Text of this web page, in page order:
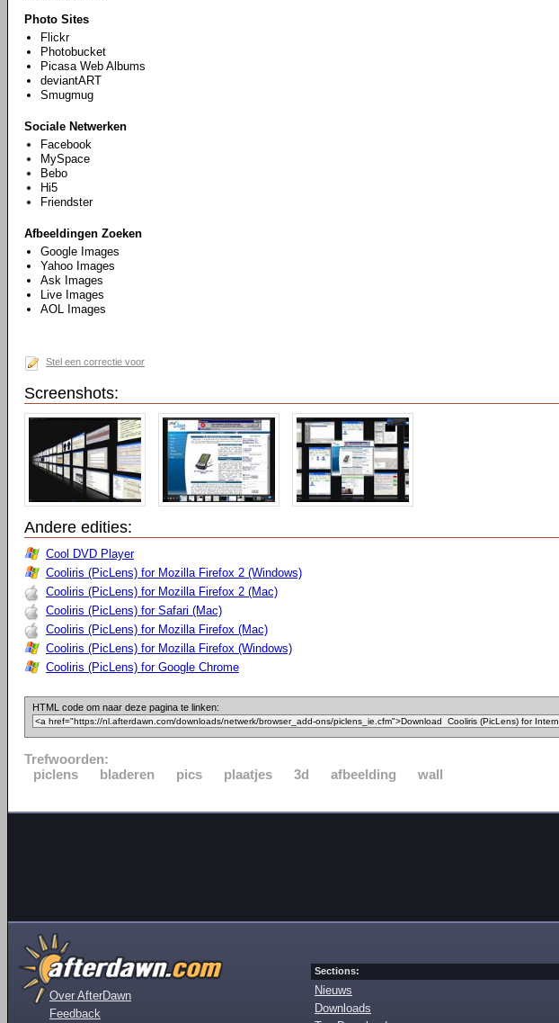
Photo Sites
Flickr
Photobucket
Picasa Web Albums
deviantART
Smugmug
Sociale Netwerken
Facebook
MySpace
Bebo
Hi5
Friendster
Afbeeldingen Zoeken
Google Images
Yahoo Images
Ask Images
Live Images
AOL Images
Stel een correctie voor
Screenshots:
Andere edities:
Cool DVD Player
Cooliris (PicLens) for Mozilla Firefox 2 (Windows)
Cooliris (PicLens) for Mozilla Firefox 2 (Mac)
Cooliris (PicLens) for Safari (Mac)
Cooliris (PicLens) for Mozilla Firefox (Mac)
Cooliris (PicLens) for Mozilla Firefox (Windows)
Cooliris (PicLens) for Google Chrome
HTML code om naar deze pagina te linken:
Trefwoorden:
piclens
bladeren pics plaatjes 3d afbeelding wall
Over AfterDawn
Feedback
Sections:
Nieuws
Downloads